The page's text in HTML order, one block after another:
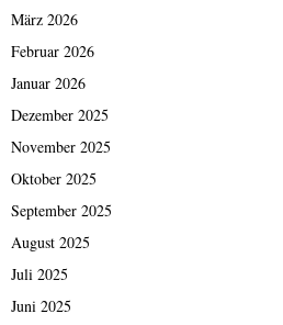
März 2026
Februar 2026
Januar 2026
Dezember 2025
November 2025
Oktober 2025
September 2025
August 2025
Juli 2025
Juni 2025